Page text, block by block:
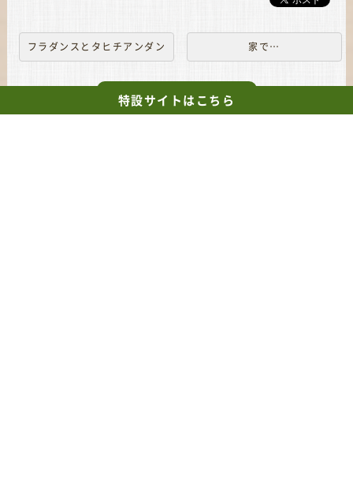
フラダンスとタヒチアンダン
家で…
一覧へ戻る
特設サイトはこちら